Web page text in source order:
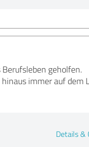
geholfen.
immer auf dem
Details &